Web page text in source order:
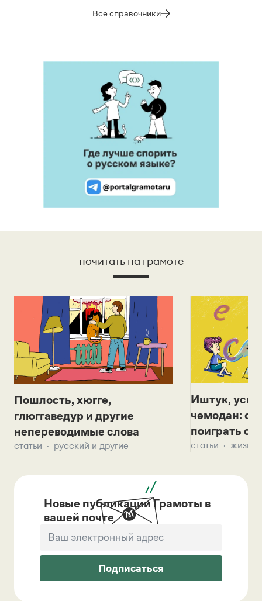
Все справочники
почитать на грамоте
Пошлость, хюгге,
глюггаведур и другие
непереводимые слова
статьи русский и другие
Иштук,
чемодан:
поиграть с
статьи жизнь
Новые публикации Грамоты в
вашей почте
Подписаться